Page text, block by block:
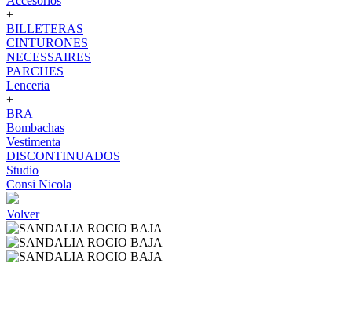
+
BILLETERAS
CINTURONES
NECESSAIRES
PARCHES
Lenceria
+
BRA
Bombachas
Vestimenta
DISCONTINUADOS
Studio
Consi Nicola
Volver